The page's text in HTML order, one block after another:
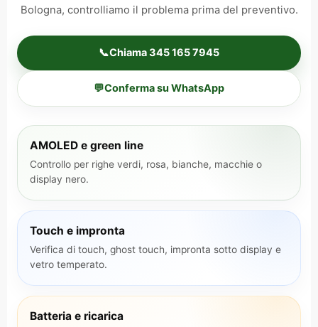
Bologna, controlliamo il problema prima del preventivo.
📞Chiama 345 165 7945
💬Conferma su WhatsApp
AMOLED e green line
Controllo per righe verdi, rosa, bianche, macchie o
display nero.
Touch e impronta
Verifica di touch, ghost touch, impronta sotto display e
vetro temperato.
Batteria e ricarica